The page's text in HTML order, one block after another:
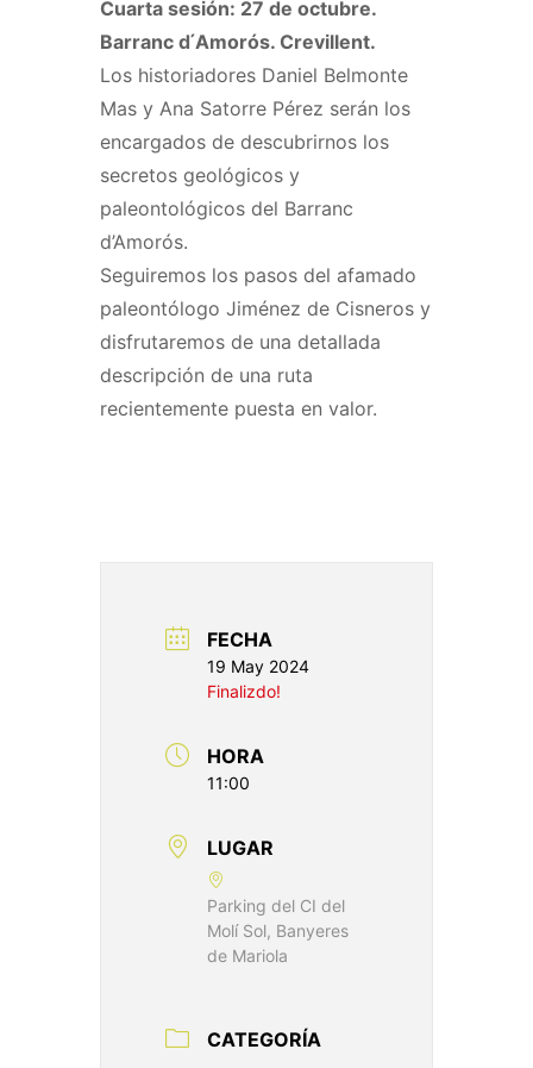
Cuarta sesión: 27 de octubre.
Barranc d ́Amorós. Crevillent.
Los historiadores Daniel Belmonte
Mas y Ana Satorre Pérez serán los
encargados de descubrirnos los
secretos geológicos y
paleontológicos del Barranc
d’Amorós.
Seguiremos los pasos del afamado
paleontólogo Jiménez de Cisneros y
disfrutaremos de una detallada
descripción de una ruta
recientemente puesta en valor.
FECHA
19 May 2024
Finalizdo!
HORA
11:00
LUGAR
Parking del CI del
Molí Sol, Banyeres
de Mariola
CATEGORÍA